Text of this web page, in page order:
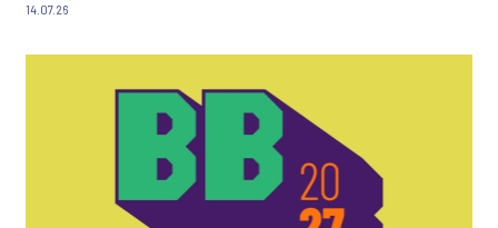
14.07.26